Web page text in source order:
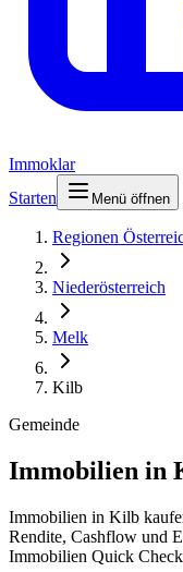
Immoklar
Starten
Menü öffnen
Regionen
Niederösterreich
Melk
Kilb
Gemeinde
Immobilien in
Immobilien in Kilb
Rendite, Cashflow und
Immobilien Quick